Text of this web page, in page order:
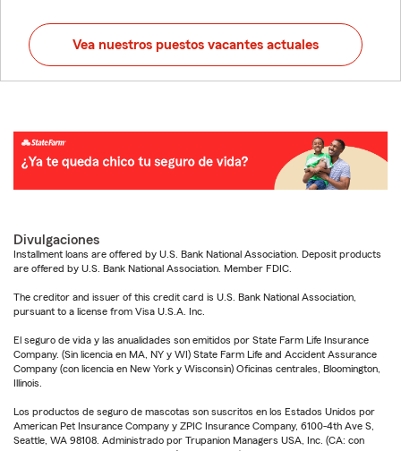
Vea nuestros puestos vacantes actuales
Divulgaciones
Installment loans are offered by U.S. Bank National Association. Deposit products
are offered by U.S. Bank National Association. Member FDIC.
The creditor and issuer of this credit card is U.S. Bank National Association,
pursuant to a license from Visa U.S.A. Inc.
El seguro de vida y las anualidades son emitidos por State Farm Life Insurance
Company. (Sin licencia en MA, NY y WI) State Farm Life and Accident Assurance
Company (con licencia en New York y Wisconsin) Oficinas centrales, Bloomington,
Illinois.
Los productos de seguro de mascotas son suscritos en los Estados Unidos por
American Pet Insurance Company y ZPIC Insurance Company, 6100-4th Ave S,
Seattle, WA 98108. Administrado por Trupanion Managers USA, Inc. (CA: con